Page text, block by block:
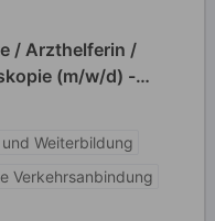
/ Arzthelferin /
(m/w/d) -
Weiterbildung
Verkehrsanbindung